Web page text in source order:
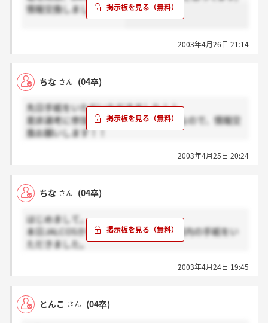
情報交換しましょう！！
2003年4月26日 21:14
ちな さん (04卒)
先日手紙をいただいただきました！！
是非選考に参加させていただくつもりなので、情報交
換お願いします！！
私の学校指定の履歴書、志望動機欄がないのですが、
か・・？？？
よろしくお願いします！！！
2003年4月25日 20:24
ちな さん (04卒)
はじめまして。
本日JALCOSから会社案内並びに入社案内の手紙をい
ただきました。
2003年4月24日 19:45
とんこ さん (04卒)